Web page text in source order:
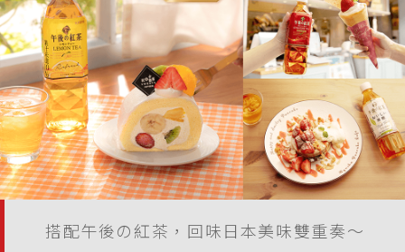
搭配午後の紅茶，回味日本美味雙重奏～